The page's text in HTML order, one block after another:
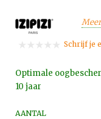
Schrijf je
Optimale
10 jaar
AANTAL